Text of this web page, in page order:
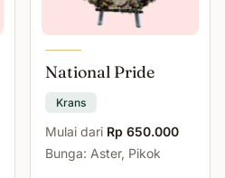
National Pride
Krans
Mulai dari Rp 650.000
Bunga: Aster, Pikok